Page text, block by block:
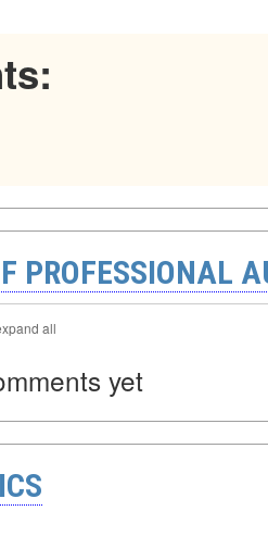
PROFESSIONAL
all
yet